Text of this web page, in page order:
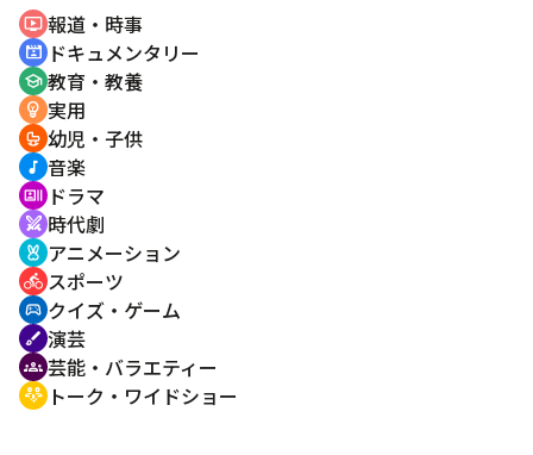
ondemand_video 報道・時事
cinematic_blur ドキュメンタリー
school 教育・教養
emoji_objects 実用
crib 幼児・子供
music_note 音楽
recent_actors ドラマ
swords 時代劇
cruelty_free アニメーション
directions_bike スポーツ
sports_esports クイズ・ゲーム
brush 演芸
groups 芸能・バラエティー
adaptive_audio_mic トーク・ワイドショー